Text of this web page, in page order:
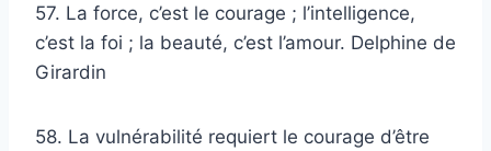
57. La force, c’est le courage ; l’intelligence,
c’est la foi ; la beauté, c’est l’amour. Delphine de
Girardin
58. La vulnérabilité requiert le courage d’être